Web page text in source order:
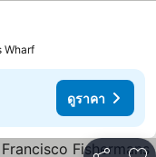
Wharf
ดูราคา